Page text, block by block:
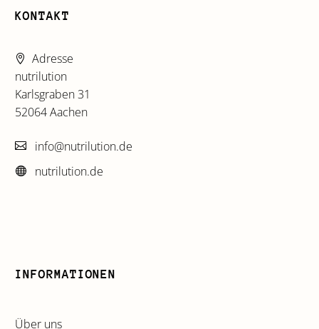
KONTAKT
Adresse
nutrilution
Karlsgraben 31
52064 Aachen
info@nutrilution.de
nutrilution.de
INFORMATIONEN
Über uns